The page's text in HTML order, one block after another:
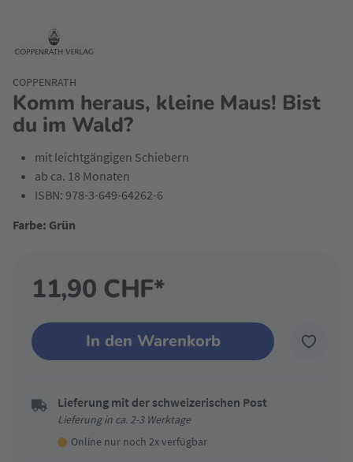
Komm heraus, kleine Maus! Bist
du im Wald?
COPPENRATH
mit leichtgängigen Schiebern
ab ca. 18 Monaten
ISBN: 978-3-649-64262-6
Farbe: Grün
11,90 CHF*
In den Warenkorb
Lieferung mit der schweizerischen Post
Lieferung in ca. 2-3 Werktage
Online nur noch 2x verfügbar